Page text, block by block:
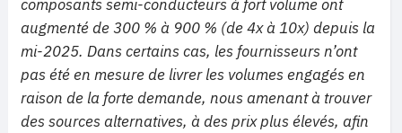
composants semi-conducteurs à fort volume ont
augmenté de 300 % à 900 % (de 4x à 10x) depuis la
mi-2025. Dans certains cas, les fournisseurs n’ont
pas été en mesure de livrer les volumes engagés en
raison de la forte demande, nous amenant à trouver
des sources alternatives, à des prix plus élevés, afin